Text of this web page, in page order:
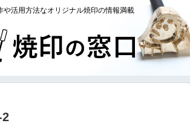
や活用方法なオリジナル焼印の情報満載